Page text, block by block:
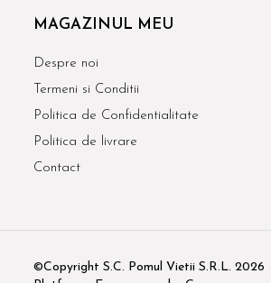
MAGAZINUL MEU
Despre noi
Termeni si Conditii
Politica de Confidentialitate
Politica de livrare
Contact
©Copyright S.C. Pomul Vietii S.R.L. 2026